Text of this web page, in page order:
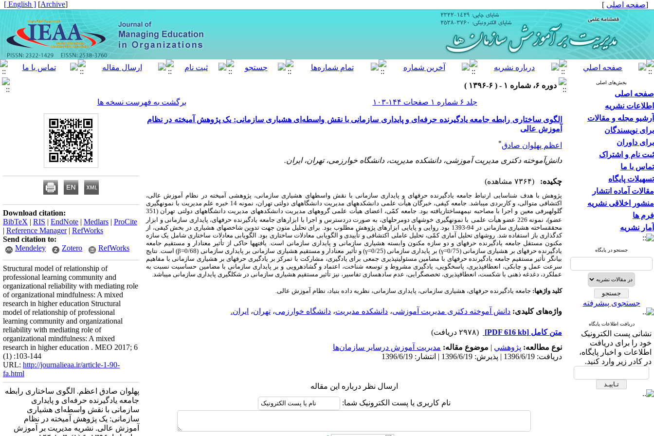
[صفحه اصلی ]
[
Archive
]
[ English ]
بخش‌های اصلی
صفحه اصلی
اطلاعات نشریه
آرشیو مجله و مقالات
برای نویسندگان
برای داوران
ثبت نام و اشتراک
تماس با ما
تسهیلات پایگاه
مقالات آماده انتشار
منشور اخلاقی نشریه
فرم ها
آمار نشریه
جستجو در پایگاه
جستجوی پیشرفته
دریافت اطلاعات پایگاه
نشانی پست الکترونیک
خود را برای دریافت
اطلاعات و اخبار پایگاه،
در کادر زیر وارد کنید.
دوره ۶، شماره ۱ - ( ۶-۱۳۹۶ )
جلد ۶ شماره ۱ صفحات ۱۴۴-۱۰۳
برگشت به فهرست نسخه ها
الگوی ساختاری رابطه جامعه یادگیرنده حرفه‌ای و پایداری سازمانی با نقش واسطه‌ای هشیاری سازمانی: یک پژوهش آمیخته در نظام
آموزش عالی
اعظم پهلوان صادق*
دانش‌آموخته دکتری مدیریت ‌آموزشی، دانشکده مدیریت، دانشگاه خوارزمی، تهران، ایران.
چکیده: (۷۳۶۴ مشاهده)
پژوهش با هدف شناسایی ارتباط جامعه یادگیرنده حرفه­ای و پایداری سازمانی با نقش واسطه­ای هشیاری سازمانی، پژوهشی آمیخته در نظام آموزش عالی،
اکتشافی متوالی، و کاربردی می­باشد. جامعه کیفی، خبرگان هیأت علمی دانشکده­های مدیریت دانشگاه­های دولتی تهران، نمونه 14 خبره علم مدیریت با نمونه­گیری
گلوله­برفی معین و اجرا با مصاحبه نیمه­ساختاریافته بود
. جامعه کمّی، اعضای هیأت علمی گروه­های مدیریت دانشکده­های مدیریت دانشگاه­های دولتی تهران (351
عضو)، نمونه 226 عضو هیأت علمی
با نمونه­گیری خوشه­ای دومرحله­ای، به صورت در­دسترس و اجرا با ابزارهای جامعه یادگیرنده حرفه­ای، پایداری سازمانی و ابزار
محقق­ساخته هشیاری سازمانی
در 94-1393 بود. روایی و پایایی ابزارهای پژوهش مطلوب بود. برای تحلیل متون جهت تدوین شاخص­های هشیاری در بخش کیفی، از
کدگذاری باز استفاده شد. روش­های تحلیل آماری کمّی، تحلیل عاملی اکتشافی و تأییدی و الگویابی معادلات ساختاری بود. الگویابی معادلات ساختاری شامل یک سازه
مکنون مستقل جامعه یادگیرنده حرفه­ای و دو سازه مکنون وابسته هشیاری سازمانی و پایداری سازمانی است. یافته­ها حاکی از تأثیر معنادار و مستقیم جامعه
یادگیرنده حرفه­ای بر هشیاری سازمانی (75
/0
γ=) بر پایداری سازمانی (25
/0
γ=) و تأثیر معنادار و مستقیم هشیاری سازمانی بر پایداری سازمانی (68
/0
β=) است. نتایج
بیانگر تأثیر مستقیم جامعه یادگیرنده حرفه­ای با مضامین مسئولیت­پذیری جمعی برای یادگیری، مشارکت با تمرکز بر یادگیری حرفه­ای بر هشیاری سازمانی با مفاهیم
سرعت عمل و چابکی، انعطاف­پذیری، پاسخگویی، یادگیری مشروط و توسعه شناخت، اعتماد و گشاده­رویی و بر پایداری سازمانی با مضامین حساسیت نسبت به
عملکرد، دغدغه ذهنی با شکست، انعطاف­پذیری، تخصص­گرایی، عدم ساده­سازی تفاسیر، نیز تأثیر مستقیم هشیاری سازمانی در شکل­گیری پایداری سازمانی می­باشد.
کلید واژه­ها: جامعه یادگیرنده حرفه­ای، هشیاری سازمانی، پایداری سازمانی، نظریه داده­ بنیاد، نظام آموزش عالی.
واژه‌های کلیدی: دانش آموخته دکتری مدیریت آموزشی، دانشکده مدیریت، دانشگاه خوارزمی، تهران، ایران.
متن کامل [PDF 616 kb]
(۲۹۷۸ دریافت)
نوع مطالعه: پژوهشي | موضوع مقاله: مدیریت آموزش درسایر سازمان‌ها
دریافت: 1396/6/19 | پذیرش: 1396/6/19 | انتشار: 1396/6/19
ارسال نظر درباره این مقاله
نام کاربری یا پست الکترونیک شما:
Download citation:
BibTeX | RIS | EndNote | Medlars | ProCite
| Reference Manager| RefWorks
Send citation to:
Mendeley
Zotero RefWorks
Structural model of relationship of
professional learning community and
organizational reliability with mediating role
of organizational mindfulness: A mixed
research in higher education Structural
model of relationship of professional
learning community and organizational
reliability with mediating role of
organizational mindfulness: A mixed
research in higher education . MEO 2017; 6
(1) :103-144
URL: http://journalieaa.ir/article-1-90-
fa.html
پهلوان صادق اعظم. الگوی ساختاری رابطه
جامعه یادگیرنده حرفه‌ای و پایداری
سازمانی با نقش واسطه‌ای هشیاری
سازمانی: یک پژوهش آمیخته در نظام
آموزش عالی. نشریه مديريت بر آموزش